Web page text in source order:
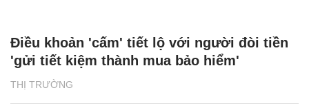
THỊ TRƯỜNG
Điều khoản 'cấm' tiết lộ với người đòi tiền
'gửi tiết kiệm thành mua bảo hiểm'